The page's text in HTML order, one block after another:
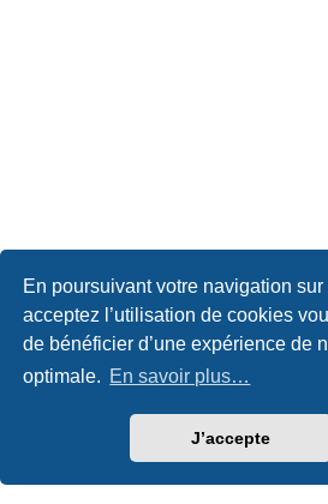
En poursuivant votre navigation
acceptez l’utilisation de cookies
de bénéficier d’une expérience de
optimale. En savoir plus…
J’accepte